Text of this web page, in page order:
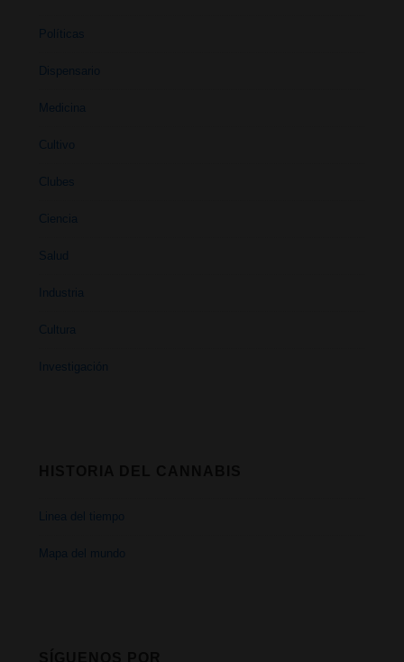
Políticas
Dispensario
Medicina
Cultivo
Clubes
Ciencia
Salud
Industria
Cultura
Investigación
Linea del tiempo
Mapa del mundo